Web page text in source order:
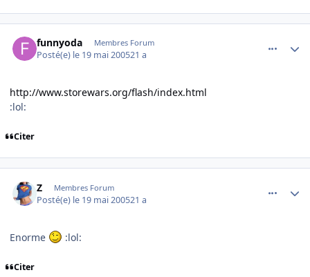
funnyoda Membres Forum
Posté(e) le 19 mai 200521 a
http://www.storewars.org/flash/index.html
:lol:
Citer
Z Membres Forum
Posté(e) le 19 mai 200521 a
Enorme :lol:
Citer